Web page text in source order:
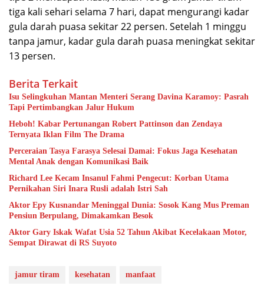
tiga kali sehari selama 7 hari, dapat mengurangi kadar
gula darah puasa sekitar 22 persen. Setelah 1 minggu
tanpa jamur, kadar gula darah puasa meningkat sekitar
13 persen.
Berita Terkait
Isu Selingkuhan Mantan Menteri Serang Davina Karamoy: Pasrah
Tapi Pertimbangkan Jalur Hukum
Heboh! Kabar Pertunangan Robert Pattinson dan Zendaya
Ternyata Iklan Film The Drama
Perceraian Tasya Farasya Selesai Damai: Fokus Jaga Kesehatan
Mental Anak dengan Komunikasi Baik
Richard Lee Kecam Insanul Fahmi Pengecut: Korban Utama
Pernikahan Siri Inara Rusli adalah Istri Sah
Aktor Epy Kusnandar Meninggal Dunia: Sosok Kang Mus Preman
Pensiun Berpulang, Dimakamkan Besok
Aktor Gary Iskak Wafat Usia 52 Tahun Akibat Kecelakaan Motor,
Sempat Dirawat di RS Suyoto
jamur tiram kesehatan manfaat